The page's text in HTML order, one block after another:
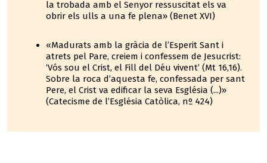
la trobada amb el Senyor ressuscitat els va
obrir els ulls a una fe plena» (Benet XVI)
«Madurats amb la gràcia de l’Esperit Sant i
atrets pel Pare, creiem i confessem de Jesucrist:
‘Vós sou el Crist, el Fill del Déu vivent’ (Mt 16,16).
Sobre la roca d’aquesta fe, confessada per sant
Pere, el Crist va edificar la seva Església (...)»
(Catecisme de l’Església Catòlica, nº 424)